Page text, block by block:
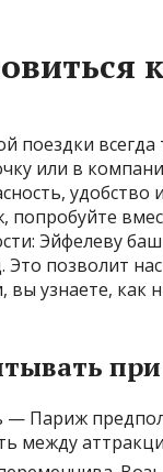
поездки
или в
попробуйте
Эйфелеву
Это позволит
вы узнаете, как
— Париж
между